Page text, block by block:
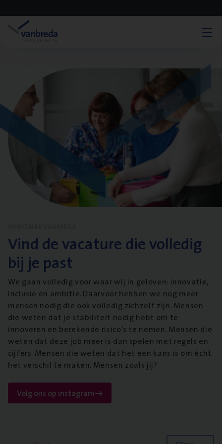
Vind de vacature die volledig
bij je past
We gaan volledig voor waar wij in geloven: innovatie,
inclusie en ambitie. Daarvoor hebben we nog meer
mensen nodig die ook volledig zichzelf zijn. Mensen
die weten dat je stabiliteit nodig hebt om te
innoveren en berekende risico’s te nemen. Mensen die
weten dat deze job meer is dan spelen met regels en
cijfers. Mensen die weten dat het een kans is om écht
het verschil te maken. Mensen zoals jij?
Volg ons op instagram